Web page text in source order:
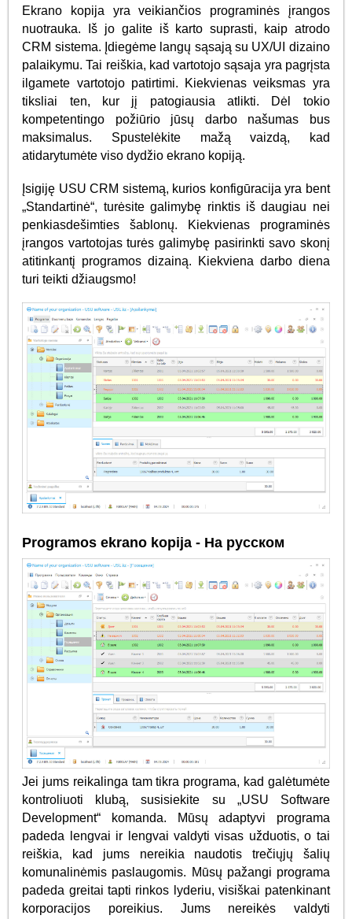
Ekrano kopija yra veikiančios programinės įrangos
nuotrauka. Iš jo galite iš karto suprasti, kaip atrodo
CRM sistema. Įdiegėme langų sąsają su UX/UI dizaino
palaikymu. Tai reiškia, kad vartotojo sąsaja yra pagrįsta
ilgamete vartotojo patirtimi. Kiekvienas veiksmas yra
tiksliai ten, kur jį patogiausia atlikti. Dėl tokio
kompetentingo požiūrio jūsų darbo našumas bus
maksimalus. Spustelėkite mažą vaizdą, kad
atidarytumėte viso dydžio ekrano kopiją.
Įsigiję USU CRM sistemą, kurios konfigūracija yra bent
„Standartinė“, turėsite galimybę rinktis iš daugiau nei
penkiasdešimties šablonų. Kiekvienas programinės
įrangos vartotojas turės galimybę pasirinkti savo skonį
atitinkantį programos dizainą. Kiekviena darbo diena
turi teikti džiaugsmo!
Programos ekrano kopija - На русском
Jei jums reikalinga tam tikra programa, kad galėtumėte
kontroliuoti klubą, susisiekite su „USU Software
Development“ komanda. Mūsų adaptyvi programa
padeda lengvai ir lengvai valdyti visas užduotis, o tai
reiškia, kad jums nereikia naudotis trečiųjų šalių
komunalinėmis paslaugomis. Mūsų pažangi programa
padeda greitai tapti rinkos lyderiu, visiškai patenkinant
korporacijos poreikius. Jums nereikės valdyti